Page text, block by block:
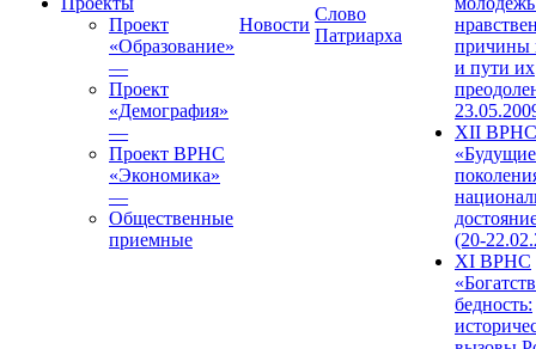
Проект
«Образование»
—
Проект
«Демография»
—
Проект ВРНС
«Экономика»
—
Общественные
приемные
Новости
Слово
Патриарха
причины
и пути их
XII ВРНС
«Будущие
(20-
XI ВРНС
бедность: